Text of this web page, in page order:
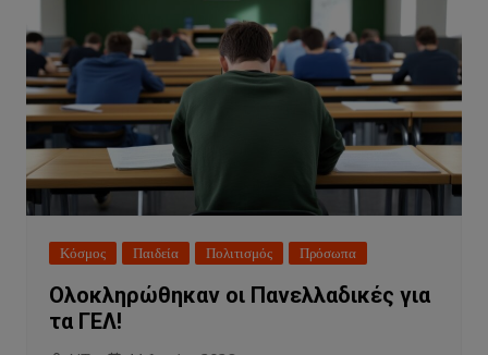
Κόσμος Παιδεία Πολιτισμός Πρόσωπα
Ολοκληρώθηκαν οι Πανελλαδικές για
τα ΓΕΛ!